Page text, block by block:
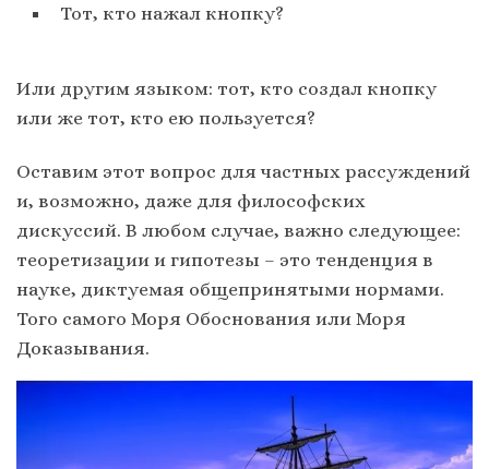
Тот, кто нажал кнопку?
Или другим языком: тот, кто создал кнопку
или же тот, кто ею пользуется?
Оставим этот вопрос для частных рассуждений
и, возможно, даже для философских
дискуссий. В любом случае, важно следующее:
теоретизации и гипотезы – это тенденция в
науке, диктуемая общепринятыми нормами.
Того самого Моря Обоснования или Моря
Доказывания.